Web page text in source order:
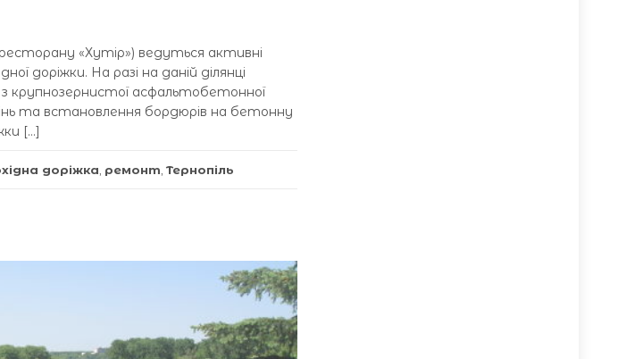
ресторану «Хутір») ведуться активні
доріжки. На разі на даній ділянці
крупнозернистої асфальтобетонної
та встановлення бордюрів на бетонну
[…]
доріжка, ремонт, Тернопіль